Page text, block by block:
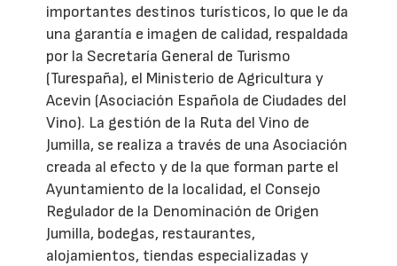
importantes destinos turísticos, lo que le da
una garantía e imagen de calidad, respaldada
por la Secretaría General de Turismo
(Turespaña), el Ministerio de Agricultura y
Acevin (Asociación Española de Ciudades del
Vino). La gestión de la Ruta del Vino de
Jumilla, se realiza a través de una Asociación
creada al efecto y de la que forman parte el
Ayuntamiento de la localidad, el Consejo
Regulador de la Denominación de Origen
Jumilla, bodegas, restaurantes,
alojamientos, tiendas especializadas y